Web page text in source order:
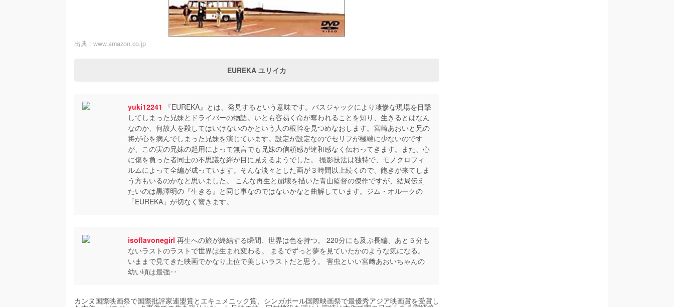
出典 : www.amazon.co.jp
EUREKA ユリイカ
yuki12241 『EUREKA』とは、発見するという意味です。バスジャックにより凄惨な現場を目撃
してしまった兄妹とドライバーの物語。いとも容易く命が奪われることを知り、生きるとはなん
なのか、何故人を殺してはいけないのかという人の根幹を見つめなおします。宮崎あおいと兄の
将が心を病んでしまった兄妹を演じています。設定が設定なのでセリフが極端に少ないのです
が、この実の兄妹の起用によって無言でも兄妹の信頼感が違和感なく伝わってきます。また、心
に傷を負った者同士の不思議な絆が目に見えるようでした。 撮影技法は独特で、モノクロフィ
ルムによって全編が成っています。そんな淡々とした画が３時間以上続くので、飽きが来てしま
う方もいるのかなと思いました。 こんな再生と崩壊を描いた青山監督の傑作ですが、結局伝え
たいのは黒澤明の『生きる』と同じ事なのではないかなと曲解しています。ジム・オルークの
「EUREKA」が切なく響きます。
isoflavonegirl 再生への旅が終結する瞬間、世界は色を持つ。 220分にも及ぶ長編、あと５分も
ないラストのラストで世界は生まれ変わる。 まるでずっと夢を見ていたかのような気になる。
いままで見てきた映画でかなり上位で美しいラストだと思う。 害虫といい宮﨑あおいちゃんの
幼い頃は最強‥
カンヌ国際映画祭で国際批評家連盟賞とエキュメニック賞、シンガポール国際映画祭で最優秀アジア映画賞を受賞し